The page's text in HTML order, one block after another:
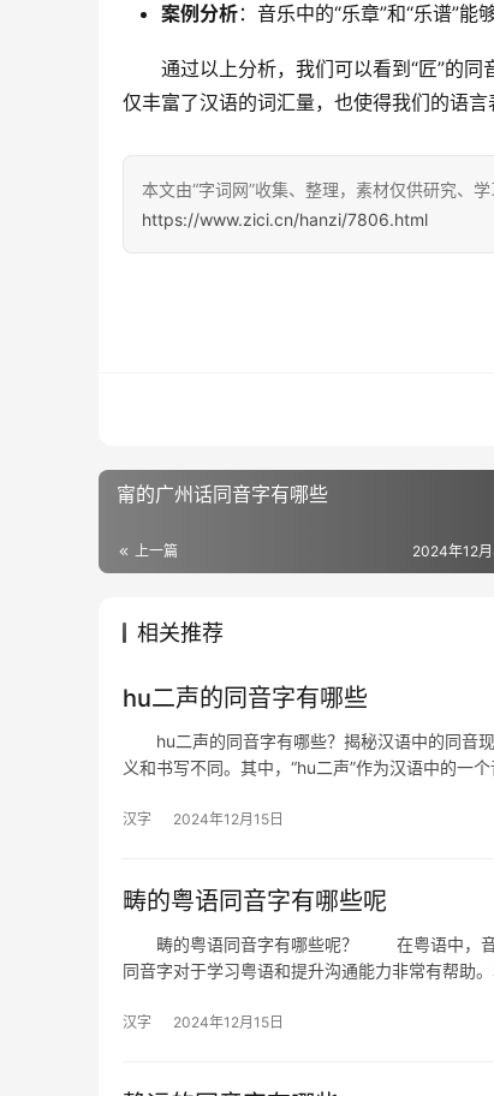
案例分析：音乐中的“乐章”和“乐谱”能
通过以上分析，我们可以看到“匠”的同
仅丰富了汉语的词汇量，也使得我们的语言
本文由“字词网”收集、整理，素材仅供研究、
https://www.zici.cn/hanzi/7806.html
甯的广州话同音字有哪些
上一篇 2024年12
相关推荐
hu二声的同音字有哪些
hu二声的同音字有哪些？揭秘汉语中的同音
义和书写不同。其中，“hu二声”作为汉语中的一
汉字 2024年12月15日
畴的粤语同音字有哪些呢
畴的粤语同音字有哪些呢？ 在粤语中，音节
同音字对于学习粤语和提升沟通能力非常有帮助
汉字 2024年12月15日